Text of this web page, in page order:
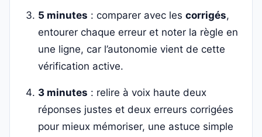
5 minutes : comparer avec les corrigés,
entourer chaque erreur et noter la règle en
une ligne, car l’autonomie vient de cette
vérification active.
3 minutes : relire à voix haute deux
réponses justes et deux erreurs corrigées
pour mieux mémoriser, une astuce simple